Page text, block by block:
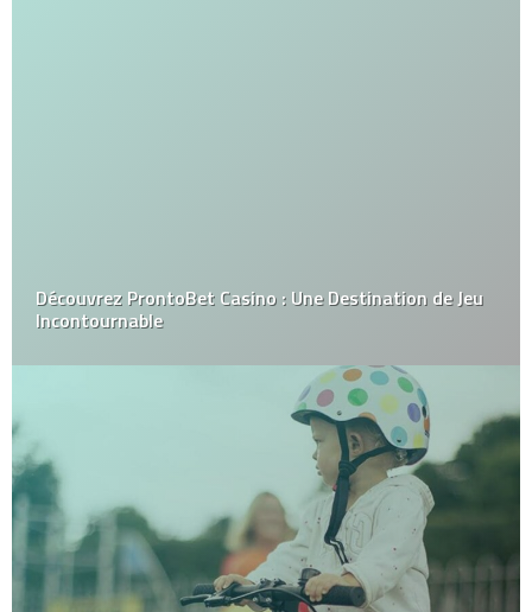
Découvrez ProntoBet Casino : Une Destination de Jeu
Incontournable